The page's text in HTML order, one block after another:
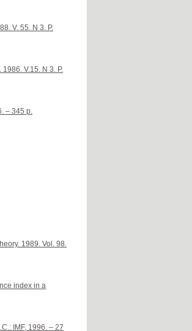
V. 55. N 3. P.
V.15. N 3. P.
– 345 p.
1989. Vol. 98.
index in a
IMF, 1996. – 27